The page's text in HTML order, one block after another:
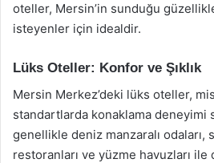
oteller, Mersin’in sunduğu
isteyenler için idealdir.
Lüks Oteller: Konfor ve Şıklık
Mersin Merkez’deki lüks oteller,
standartlarda konaklama deneyimi
genellikle deniz manzaralı odaları,
restoranları ve yüzme havuzları